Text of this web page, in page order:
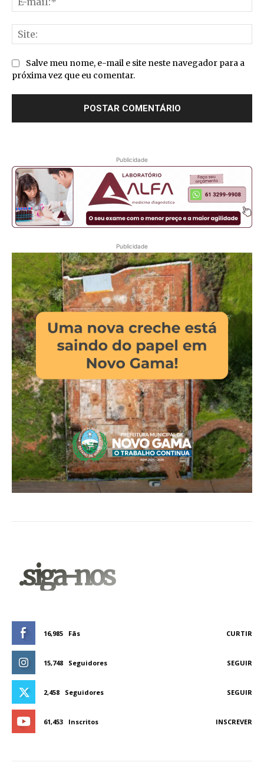
Salve meu nome, e-mail e site neste navegador para a
próxima vez que eu comentar.
Publicidade
Publicidade
.siga-nos
16,985 Fãs CURTIR
15,748 Seguidores SEGUIR
2,458 Seguidores SEGUIR
61,453 Inscritos INSCREVER